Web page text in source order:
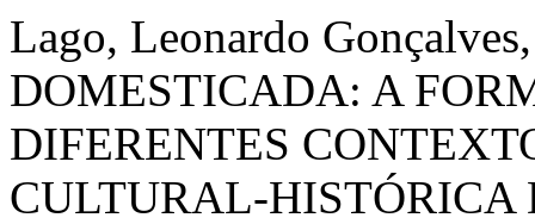
Lago, Leonardo
DOMESTICADA: A
DIFERENTES
CULTURAL-